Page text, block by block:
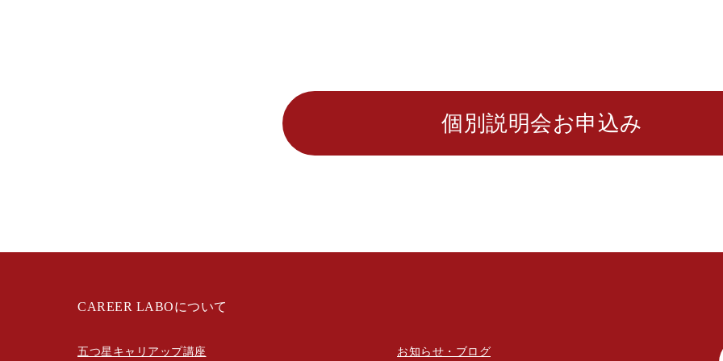
個別説明会お申込み
CAREER LABOについて
五つ星キャリアップ講座 お知らせ・ブログ